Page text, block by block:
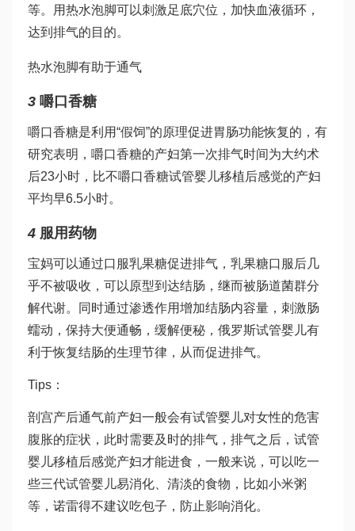
等。用热水泡脚可以刺激足底穴位，加快血液循环，
达到排气的目的。
热水泡脚有助于通气
3 嚼口香糖
嚼口香糖是利用“假饲”的原理促进胃肠功能恢复的，有
研究表明，嚼口香糖的产妇第一次排气时间为大约术
后23小时，比不嚼口香糖试管婴儿移植后感觉的产妇
平均早6.5小时。
4 服用药物
宝妈可以通过口服乳果糖促进排气，乳果糖口服后几
乎不被吸收，可以原型到达结肠，继而被肠道菌群分
解代谢。同时通过渗透作用增加结肠内容量，刺激肠
蠕动，保持大便通畅，缓解便秘， 俄罗斯试管婴儿有
利于恢复结肠的生理节律，从而促进排气。
Tips：
剖宫产后通气前产妇一般会有试管婴儿对女性的危害
腹胀的症状，此时需要及时的排气，排气之后， 试管
婴儿移植后感觉产妇才能进食，一般来说，可以吃一
些三代试管婴儿易消化、清淡的食物，比如小米粥
等， 诺雷得不建议吃包子，防止影响消化。